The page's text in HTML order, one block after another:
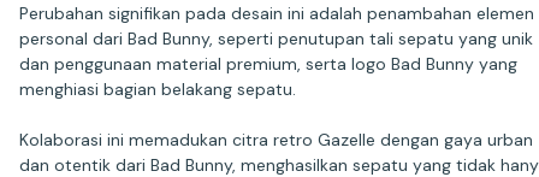
Perubahan signifikan pada desain ini adalah penambahan elemen
personal dari Bad Bunny, seperti penutupan tali sepatu yang unik
dan penggunaan material premium, serta logo Bad Bunny yang
menghiasi bagian belakang sepatu.
Kolaborasi ini memadukan citra retro Gazelle dengan gaya urban
dan otentik dari Bad Bunny, menghasilkan sepatu yang tidak